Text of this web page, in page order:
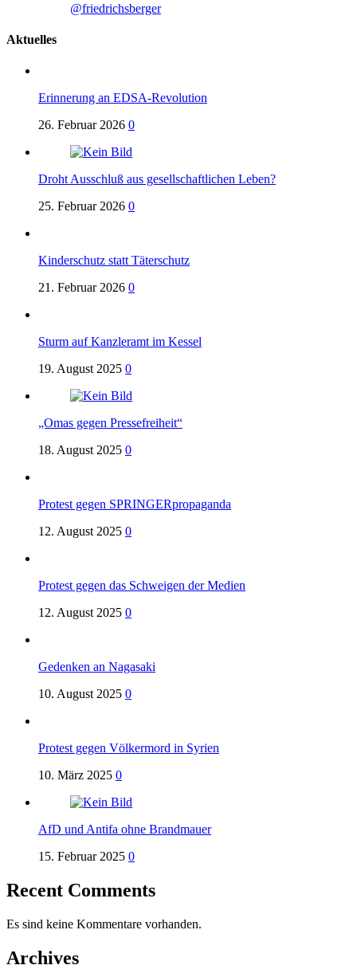
@friedrichsberger
Aktuelles
Erinnerung an EDSA-Revolution
26. Februar 2026 0
Droht Ausschluß aus gesellschaftlichen Leben?
25. Februar 2026 0
Kinderschutz statt Täterschutz
21. Februar 2026 0
Sturm auf Kanzleramt im Kessel
19. August 2025 0
„Omas gegen Pressefreiheit“
18. August 2025 0
Protest gegen SPRINGERpropaganda
12. August 2025 0
Protest gegen das Schweigen der Medien
12. August 2025 0
Gedenken an Nagasaki
10. August 2025 0
Protest gegen Völkermord in Syrien
10. März 2025 0
AfD und Antifa ohne Brandmauer
15. Februar 2025 0
Recent Comments
Es sind keine Kommentare vorhanden.
Archives